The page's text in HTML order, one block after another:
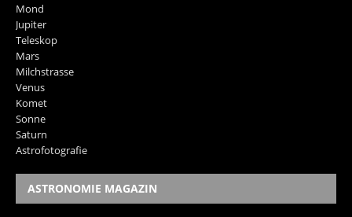
Mond
Jupiter
Teleskop
Mars
Milchstrasse
Venus
Komet
Sonne
Saturn
Astrofotografie
ASTRONOMIE MAGAZIN